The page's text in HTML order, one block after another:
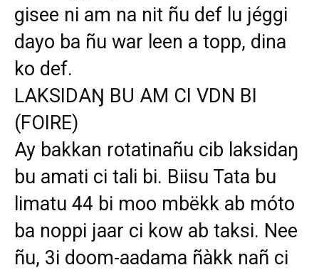
gisee ni am na nit ñu def lu jéggi
dayo ba ñu war leen a topp, dina
ko def.
LAKSIDAŊ BU AM CI VDN BI
(FOIRE)
Ay bakkan rotatinañu cib laksidaŋ
bu amati ci tali bi. Biisu Tata bu
limatu 44 bi moo mbëkk ab móto
ba noppi jaar ci kow ab taksi. Nee
ñu, 3i doom-aadama ñàkk nañ ci